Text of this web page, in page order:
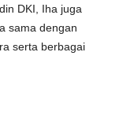
DKI, Iha juga
sama dengan
serta berbagai